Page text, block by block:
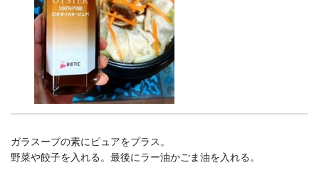
ガラスープの素にピュアをプラス。
野菜や餃子を入れる。最後にラー油かごま油を入れる。